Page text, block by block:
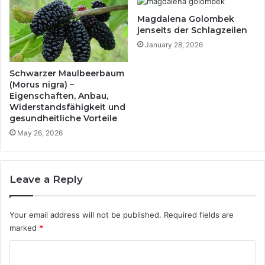
r
t
r
e
t
u
n
g
g
e
s
t
e
n
t
e
r
d
r
ü
c
k
u
n
r
A
b
e
i
Schwarzer Maulbeerbaum
(Morus nigra) –
Eigenschaften, Anbau,
Widerstandsfähigkeit und
gesundheitliche Vorteile
May 26, 2026
Magdalena Golombek
jenseits der Schlagzeilen
January 28, 2026
Leave a Reply
Your email address will not be published. Required fields are
marked *